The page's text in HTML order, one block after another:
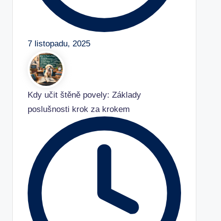
7 listopadu, 2025
Kdy učit štěně povely: Základy
poslušnosti krok za krokem